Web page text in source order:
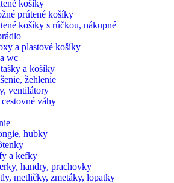
košíky
prútené košíky
košíky s rúčkou, nákupné
a plastové košíky
wc
a košíky
žehlenie
ventilátory
váhy
hubky
a kefky
handry, prachovky
metličky, zmetáky, lopatky